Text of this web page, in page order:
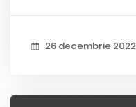
26 decembrie 2022